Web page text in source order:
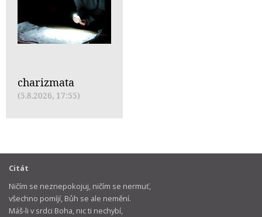
charizmata
(5.8.2026, 17:55)
Citát
Ničím se neznepokojuj, ničím se nermuť,
všechno pomíjí, Bůh se ale nemění.
Máš-li v srdci Boha, nic ti nechybí,